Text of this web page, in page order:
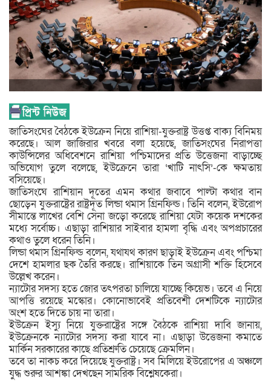
জাতিসংঘের বৈঠকে ইউক্রেন নিয়ে রাশিয়া-যুক্তরাষ্ট্র উত্তপ্ত বাক্য বিনিময়
করেছে। আল জাজিরার খবরে বলা হয়েছে, জাতিসংঘের নিরাপত্তা
কাউন্সিলের অধিবেশনে রাশিয়া পশ্চিমাদের প্রতি উত্তেজনা বাড়াচ্ছে
অভিযোগ তুলে বলেছে, ইউক্রেনে তারা ‘খাটি নাৎসি’-কে ক্ষমতায়
বসিয়েছে।
জাতিসংঘে রাশিয়ান দূতের এমন কথার জবাবে পাল্টা কথার বান
ছোড়েন যুক্তরাষ্ট্রের রাষ্ট্রদূত লিন্ডা থমাস গ্রিনফিল্ড। তিনি বলেন, ইউরোপ
সীমান্তে লাখের বেশি সেনা জড়ো করেছে রাশিয়া যেটা কয়েক দশকের
মধ্যে সর্বোচ্চ। এছাড়া রাশিয়ার সাইবার হামলা বৃদ্ধি এবং অপপ্রচারের
কথাও তুলে ধরেন তিনি।
লিন্ডা থমাস গ্রিনফিল্ড বলেন, যথাযথ কারণ ছাড়াই ইউক্রেন এবং পশ্চিমা
দেশে হামলার ছক তৈরি করছে। রাশিয়াকে তিন অগ্রাসী শক্তি হিসেবে
উল্লেখ করেন।
ন্যাটোর সদস্য হতে জোর তৎপরতা চালিয়ে যাচ্ছে কিয়েভ। তবে এ নিয়ে
আপত্তি রয়েছে মস্কোর। কোনোভাবেই প্রতিবেশী দেশটিকে ন্যাটোর
অংশ হতে দিতে চায় না তারা।
ইউক্রেন ইস্যু নিয়ে যুক্তরাষ্ট্রের সঙ্গে বৈঠকে রাশিয়া দাবি জানায়,
ইউক্রেনকে ন্যাটোর সদস্য করা যাবে না। এছাড়া উত্তেজনা কমাতে
মার্কিন সরকারের কাছে প্রতিশ্রুতি চেয়েছে ক্রেমলিন।
তবে তা নাকচ করে দিয়েছে যুক্তরাষ্ট্র। সব মিলিয়ে ইউরোপের এ অঞ্চলে
যুদ্ধ শুরুর আশঙ্কা দেখছেন সামরিক বিশ্লেষকেরা।